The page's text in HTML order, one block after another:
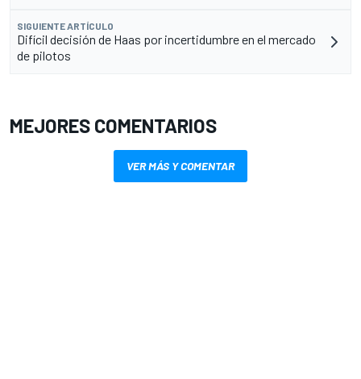
SIGUIENTE ARTÍCULO
Difícil decisión de Haas por incertidumbre en el mercado
de pilotos
MEJORES COMENTARIOS
VER MÁS Y COMENTAR